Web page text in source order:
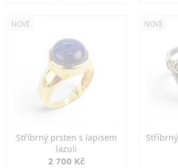
NOVÉ
Stříbrný prsten s lapisem
lazuli
2 700 Kč
NOVÉ